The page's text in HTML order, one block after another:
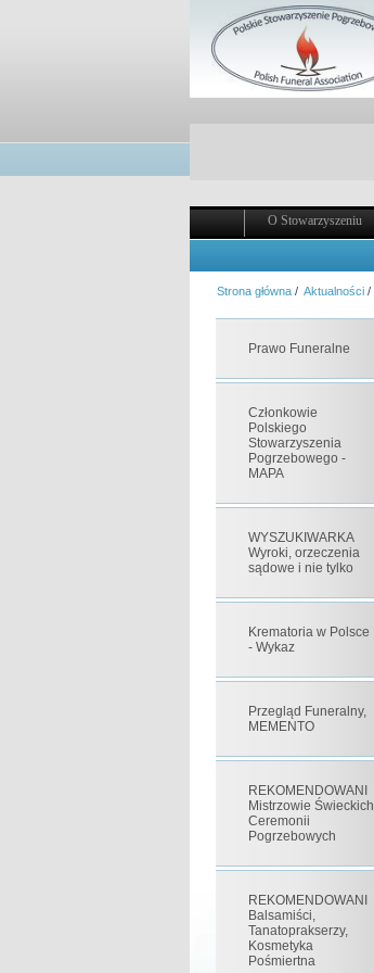
O Stowarzyszeniu
Strona główna/ Aktualności/
Prawo Funeralne
Członkowie
Polskiego
Stowarzyszenia
Pogrzebowego -
MAPA
WYSZUKIWARKA
Wyroki, orzeczenia
sądowe i nie tylko
Krematoria w Polsce
- Wykaz
Przegląd Funeralny,
MEMENTO
REKOMENDOWANI
Mistrzowie Świeckich
Ceremonii
Pogrzebowych
REKOMENDOWANI
Balsamiści,
Tanatoprakserzy,
Kosmetyka
Pośmiertna